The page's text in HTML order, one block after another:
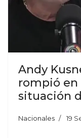
Andy
rompió en
situación
Nacionales 19